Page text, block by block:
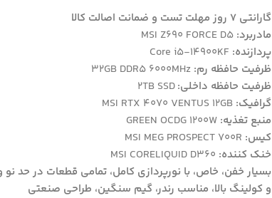
گارانتی 7 روز مهلت تست و ضمانت اصالت کالا
مادربرد:
پردازنده:
ظرفیت حافظه رم: 32GB DDR5 6000MHz
ظرفیت حافظه داخلی:2TB SSD
گرافیک: MSI RTX 4070 VENTUS 12GB
منبع تغذیه: GREEN OCDG 1200W
کیس: MSI MEG PROSPECT 700R
خنک کننده: MSI CORELIQUID D360
بسیار خفن، خاص، با نورپردازی کامل، تمامی قطعات در حد
و کولینگ بالا، مناسب رندر، گیم سنگین، طراحی صنعتی